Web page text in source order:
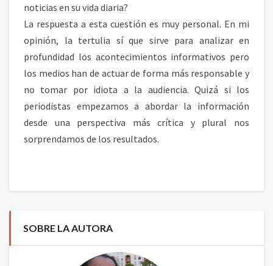
noticias en su vida diaria?
La respuesta a esta cuestión es muy personal. En mi
opinión, la tertulia sí que sirve para analizar en
profundidad los acontecimientos informativos pero
los medios han de actuar de forma más responsable y
no tomar por idiota a la audiencia. Quizá si los
periodistas empezamos a abordar la información
desde una perspectiva más crítica y plural nos
sorprendamos de los resultados.
SOBRE LA AUTORA